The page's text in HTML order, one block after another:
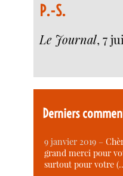
P.-S.
Le Journal, 7
Derniers
9 janvier 2019 –
grand merci pour
surtout pour votre